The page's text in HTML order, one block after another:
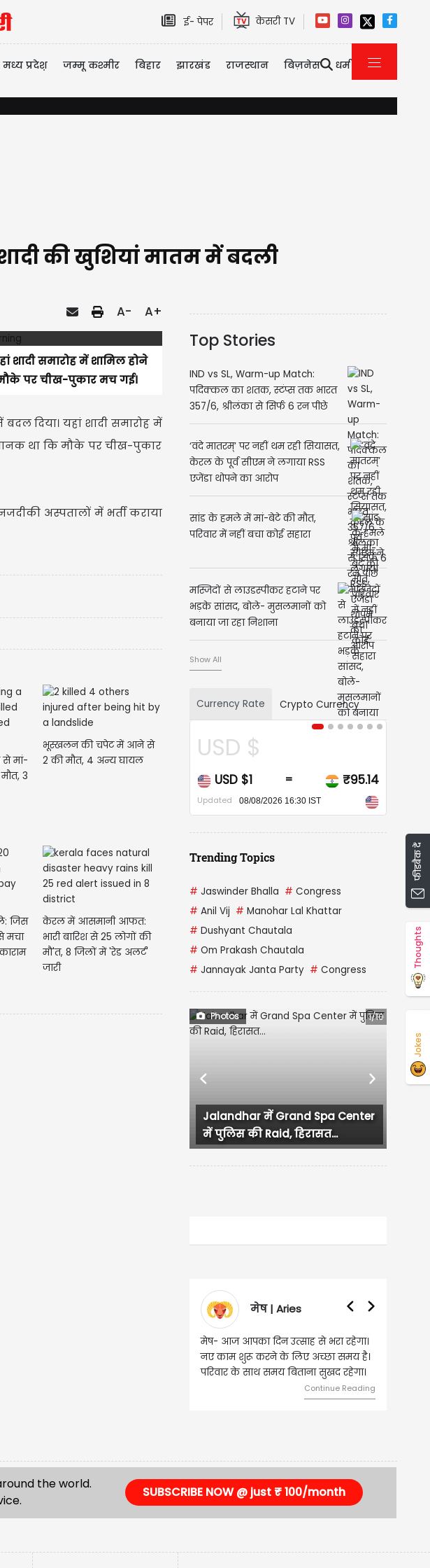
ई- पेपर केसरी TV
मध्य प्रदेश़ जम्मू कश्मीर बिहार झारखंड राजस्थान बिज़नेस धर्म
की खुशियां मातम में बदली
A- A+
शादी समारोह में शामिल होने
पर चीख-पुकार मच गई।
दिया। यहां शादी समारोह में
था कि मौके पर चीख-पुकार
अस्पतालों में भर्ती कराया
से मां-
3
भूस्खलन की चपेट में आने से
2 की मौत, 4 अन्य घायल
जिस
मचा
केरल में आसमानी आफत:
भारी बारिश से 25 लोगों की
मौ'त, 8 जिलों में 'रेड अलर्ट'
जारी
Top Stories
IND vs SL, Warm-up Match:
पदिक्कल का शतक, स्टंप्स तक भारत
357/6, श्रीलंका से सिर्फ 6 रन पीछे
‘वंदे मातरम्’ पर नहीं थम रही सियासत,
केरल के पूर्व सीएम ने लगाया RSS
एजेंडा थोपने का आरोप
सांड के हमले में मां-बेटे की मौत,
परिवार में नहीं बचा कोई सहारा
मस्जिदों से लाउडस्पीकर हटाने पर
भड़के सांसद, बोले- मुसलमानों को
बनाया जा रहा निशाना
Show All
Currency Rate Crypto Currency
USD $
USD $1 = ₹95.14
Updated 08/08/2026 16:30 IST
Trending Topics
# Jaswinder Bhalla # Congress
# Anil Vij # Manohar Lal Khattar
# Dushyant Chautala
# Om Prakash Chautala
# Jannayak Janta Party # Congress
Photos 1/10
Jalandhar में Grand Spa Center
में पुलिस की Raid, हिरासत...
Previous Next
मेष | Aries
मेष- आज आपका दिन उत्साह से भरा रहेगा।
नए काम शुरू करने के लिए अच्छा समय है।
परिवार के साथ समय बिताना सुखद रहेगा।
Continue Reading
the world.
SUBSCRIBE NOW @ just ₹ 100/month
फीडबैक दें
Thoughts
Jokes